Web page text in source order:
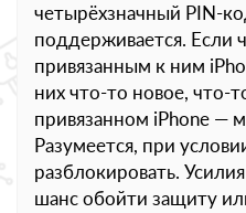
четырёхзначный PIN-
поддерживается. Если
привязанным к ним
них что-то новое, что-
привязанном iPhone —
Разумеется, при
разблокировать.
шанс обойти защиту